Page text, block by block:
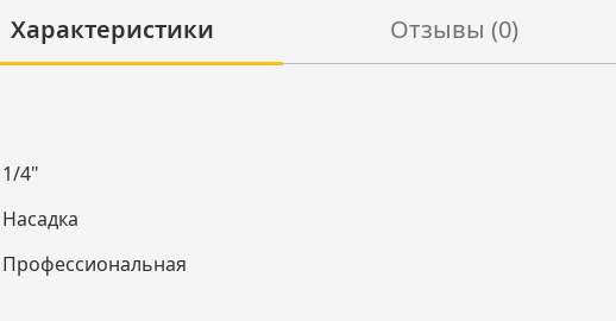
Характеристики Отзывы (0)
1/4"
Насадка
Профессиональная